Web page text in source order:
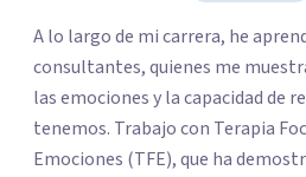
A lo largo de mi carrera, he
consultantes, quienes me
las emociones y la capacidad de
tenemos. Trabajo con Terapia
Emociones (TFE), que ha